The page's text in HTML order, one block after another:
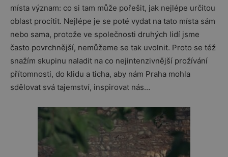
místa význam: co si tam může pořešit, jak nejlépe určitou
oblast procítit. Nejlépe je se poté vydat na tato místa sám
nebo sama, protože ve společnosti druhých lidí jsme
často povrchnější, nemůžeme se tak uvolnit. Proto se též
snažím skupinu naladit na co nejintenzivnější prožívání
přítomnosti, do klidu a ticha, aby nám Praha mohla
sdělovat svá tajemství, inspirovat nás…